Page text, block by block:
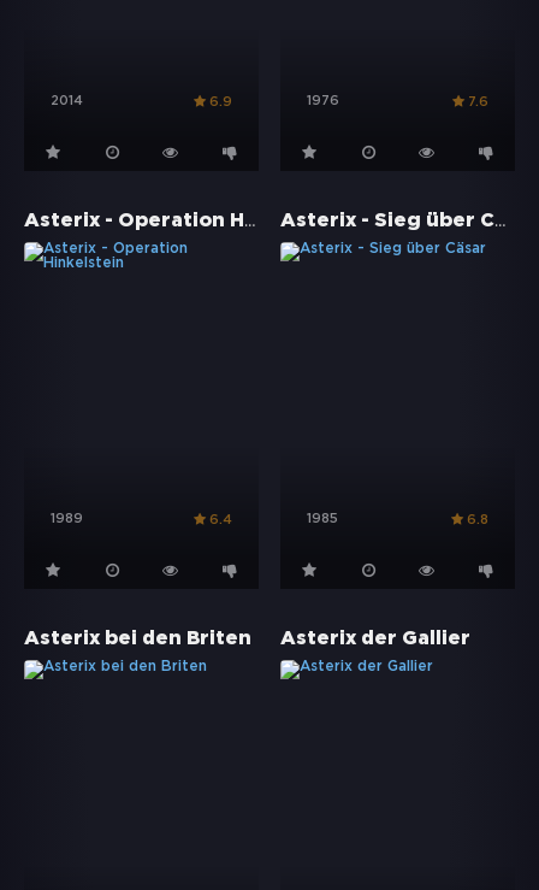
2014 6.9 1976 7.6
Asterix - Operation Hinkelstein
1989 6.4
Asterix - Sieg über Cäsar
1985 6.8
Asterix bei den Briten Asterix der Gallier